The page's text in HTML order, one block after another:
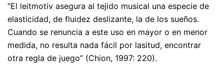
“El leitmotiv asegura al tejido musical una especie de
elasticidad, de fluidez deslizante, la de los sueños.
Cuando se renuncia a este uso en mayor o en menor
medida, no resulta nada fácil por lasitud, encontrar
otra regla de juego” (Chion, 1997: 220).